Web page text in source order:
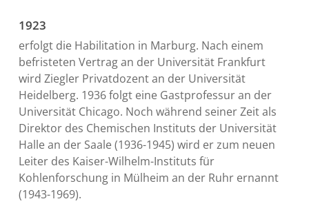
1923
erfolgt die Habilitation in Marburg. Nach einem
befristeten Vertrag an der Universität Frankfurt
wird Ziegler Privatdozent an der Universität
Heidelberg. 1936 folgt eine Gastprofessur an der
Universität Chicago. Noch während seiner Zeit als
Direktor des Chemischen Instituts der Universität
Halle an der Saale (1936-1945) wird er zum neuen
Leiter des Kaiser-Wilhelm-Instituts für
Kohlenforschung in Mülheim an der Ruhr ernannt
(1943-1969).